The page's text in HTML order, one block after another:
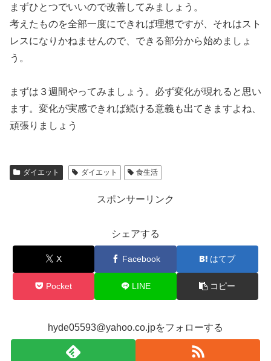
まずひとつでいいので改善してみましょう。
考えたものを全部一度にできれば理想ですが、それはスト
レスになりかねませんので、できる部分から始めましょ
う。
まずは３週間やってみましょう。必ず変化が現れると思い
ます。変化が実感できれば続ける意義も出てきますよね、
頑張りましょう
ダイエット ダイエット 食生活
スポンサーリンク
シェアする
X Facebook はてブ
Pocket LINE コピー
hyde05593@yahoo.co.jpをフォローする